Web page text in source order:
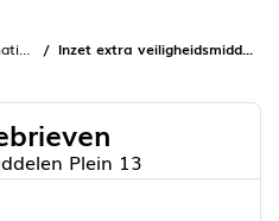
Inzet extra veiligheidsmiddelen Plein 13
Plein 13